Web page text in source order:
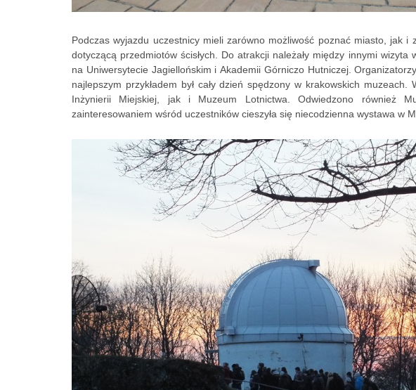
Podczas wyjazdu uczestnicy mieli zarówno możliwość poznać miasto, jak i
dotyczącą przedmiotów ścisłych. Do atrakcji należały między innymi wizyta
na Uniwersytecie Jagiellońskim i Akademii Górniczo Hutniczej.
najlepszym przykładem był cały dzień spędzony w krakowskich muzeach.
Inżynierii Miejskiej, jak i Muzeum Lotnictwa. Odwiedzono również
zainteresowaniem wśród uczestników cieszyła się niecodzienna wystawa w